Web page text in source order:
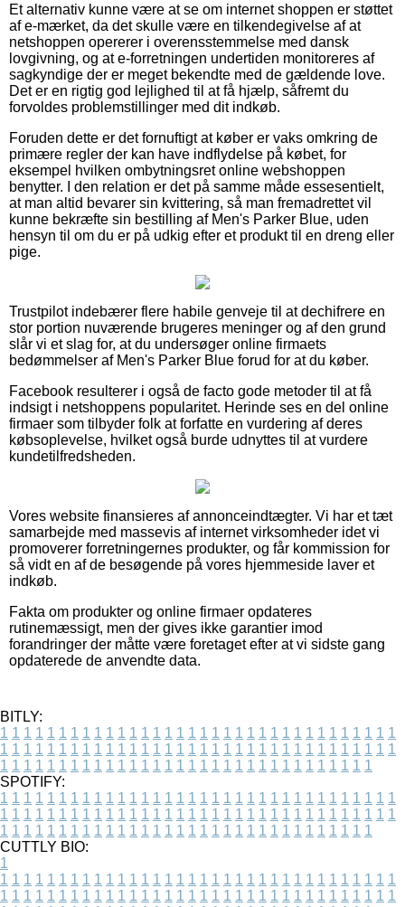
Et alternativ kunne være at se om internet shoppen er støttet
af e-mærket, da det skulle være en tilkendegivelse af at
netshoppen opererer i overensstemmelse med dansk
lovgivning, og at e-forretningen undertiden monitoreres af
sagkyndige der er meget bekendte med de gældende love.
Det er en rigtig god lejlighed til at få hjælp, såfremt du
forvoldes problemstillinger med dit indkøb.
Foruden dette er det fornuftigt at køber er vaks omkring de
primære regler der kan have indflydelse på købet, for
eksempel hvilken ombytningsret online webshoppen
benytter. I den relation er det på samme måde essesentielt,
at man altid bevarer sin kvittering, så man fremadrettet vil
kunne bekræfte sin bestilling af Men's Parker Blue, uden
hensyn til om du er på udkig efter et produkt til en dreng eller
pige.
Trustpilot indebærer flere habile genveje til at dechifrere en
stor portion nuværende brugeres meninger og af den grund
slår vi et slag for, at du undersøger online firmaets
bedømmelser af Men's Parker Blue forud for at du køber.
Facebook resulterer i også de facto gode metoder til at få
indsigt i netshoppens popularitet. Herinde ses en del online
firmaer som tilbyder folk at forfatte en vurdering af deres
købsoplevelse, hvilket også burde udnyttes til at vurdere
kundetilfredsheden.
Vores website finansieres af annonceindtægter. Vi har et tæt
samarbejde med massevis af internet virksomheder idet vi
promoverer forretningernes produkter, og får kommission for
så vidt en af de besøgende på vores hjemmeside laver et
indkøb.
Fakta om produkter og online firmaer opdateres
rutinemæssigt, men der gives ikke garantier imod
forandringer der måtte være foretaget efter at vi sidste gang
opdaterede de anvendte data.
BITLY:
1 1 1 1 1 1 1 1 1 1 1 1 1 1 1 1 1 1 1 1 1 1 1 1 1 1 1 1 1 1 1 1 1 1
1 1 1 1 1 1 1 1 1 1 1 1 1 1 1 1 1 1 1 1 1 1 1 1 1 1 1 1 1 1 1 1 1 1
1 1 1 1 1 1 1 1 1 1 1 1 1 1 1 1 1 1 1 1 1 1 1 1 1 1 1 1 1 1 1 1
SPOTIFY:
1 1 1 1 1 1 1 1 1 1 1 1 1 1 1 1 1 1 1 1 1 1 1 1 1 1 1 1 1 1 1 1 1 1
1 1 1 1 1 1 1 1 1 1 1 1 1 1 1 1 1 1 1 1 1 1 1 1 1 1 1 1 1 1 1 1 1 1
1 1 1 1 1 1 1 1 1 1 1 1 1 1 1 1 1 1 1 1 1 1 1 1 1 1 1 1 1 1 1 1
CUTTLY BIO:
1
1 1 1 1 1 1 1 1 1 1 1 1 1 1 1 1 1 1 1 1 1 1 1 1 1 1 1 1 1 1 1 1 1 1
1 1 1 1 1 1 1 1 1 1 1 1 1 1 1 1 1 1 1 1 1 1 1 1 1 1 1 1 1 1 1 1 1 1